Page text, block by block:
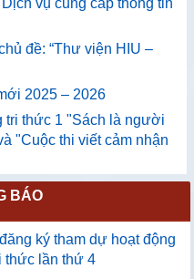
vụ cung cấp thông tin
đề: “Thư viện HIU –
2025 – 2026
tri thức 1 "Sách là người
"Cuộc thi viết cảm nhận
BÁO
ký tham dự hoạt động
thức lần thứ 4